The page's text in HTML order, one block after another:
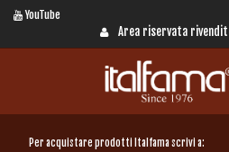
YouTube
Area riservata
Per acquistare prodotti Italfama scrivi a: